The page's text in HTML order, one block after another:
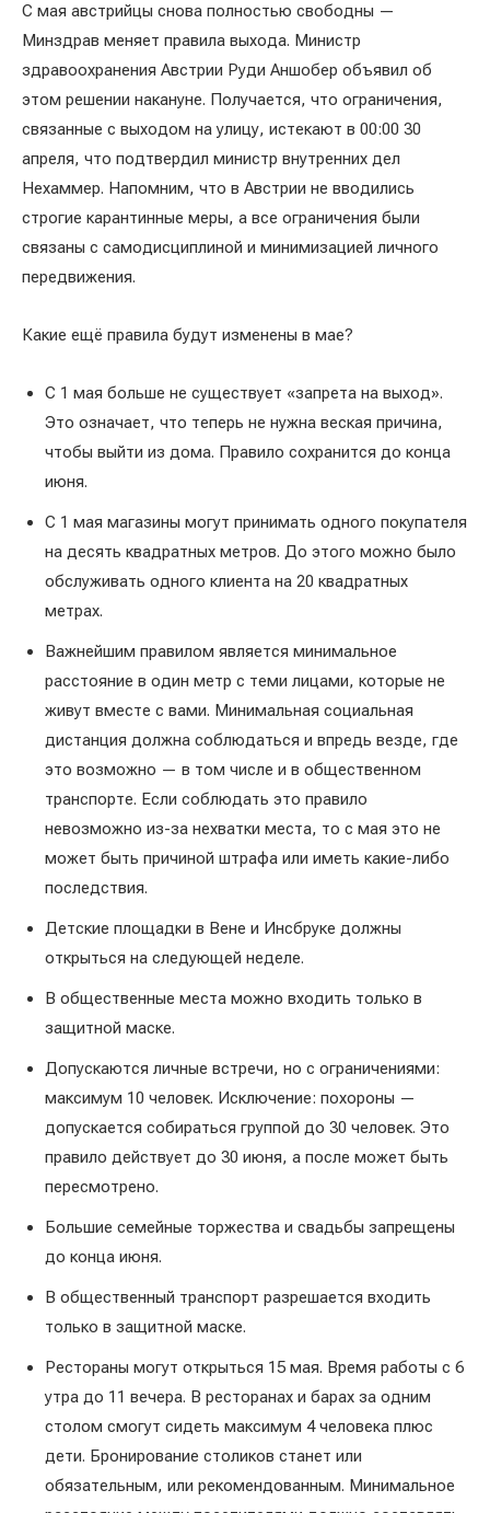
С мая австрийцы снова полностью свободны —
Минздрав меняет правила выхода. Министр
здравоохранения Австрии Руди Аншобер объявил об
этом решении накануне. Получается, что ограничения,
связанные с выходом на улицу, истекают в 00:00 30
апреля, что подтвердил министр внутренних дел
Нехаммер. Напомним, что в Австрии не вводились
строгие карантинные меры, а все ограничения были
связаны с самодисциплиной и минимизацией личного
передвижения.
Какие ещё правила будут изменены в мае?
С 1 мая больше не существует «запрета на выход».
Это означает, что теперь не нужна веская причина,
чтобы выйти из дома. Правило сохранится до конца
июня.
С 1 мая магазины могут принимать одного покупателя
на десять квадратных метров. До этого можно было
обслуживать одного клиента на 20 квадратных
метрах.
Важнейшим правилом является минимальное
расстояние в один метр с теми лицами, которые не
живут вместе с вами. Минимальная социальная
дистанция должна соблюдаться и впредь везде, где
это возможно — в том числе и в общественном
транспорте. Если соблюдать это правило
невозможно из-за нехватки места, то с мая это не
может быть причиной штрафа или иметь какие-либо
последствия.
Детские площадки в Вене и Инсбруке должны
открыться на следующей неделе.
В общественные места можно входить только в
защитной маске.
Допускаются личные встречи, но с ограничениями:
максимум 10 человек. Исключение: похороны —
допускается собираться группой до 30 человек. Это
правило действует до 30 июня, а после может быть
пересмотрено.
Большие семейные торжества и свадьбы запрещены
до конца июня.
В общественный транспорт разрешается входить
только в защитной маске.
Рестораны могут открыться 15 мая. Время работы с 6
утра до 11 вечера. В ресторанах и барах за одним
столом смогут сидеть максимум 4 человека плюс
дети. Бронирование столиков станет или
обязательным, или рекомендованным. Минимальное